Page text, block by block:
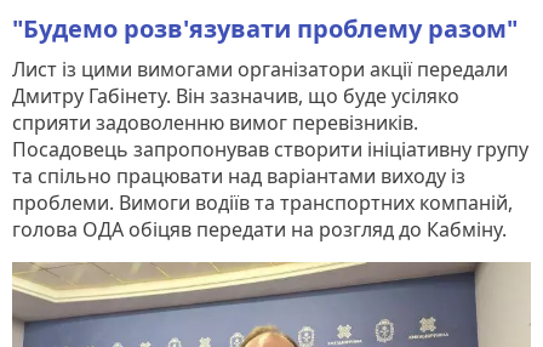
"Будемо розв'язувати проблему разом"
Лист із цими вимогами організатори акції передали
Дмитру Габінету. Він зазначив, що буде усіляко
сприяти задоволенню вимог перевізників.
Посадовець запропонував створити ініціативну групу
та спільно працювати над варіантами виходу із
проблеми. Вимоги водіїв та транспортних компаній,
голова ОДА обіцяв передати на розгляд до Кабміну.